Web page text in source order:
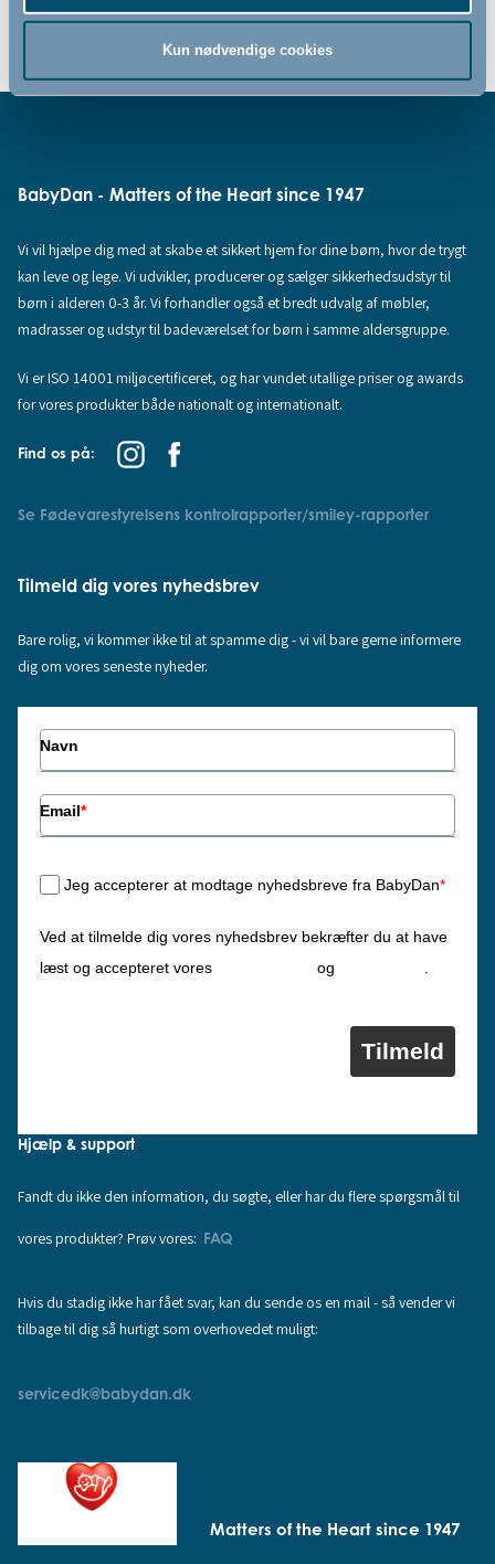
Kun nødvendige cookies
BabyDan - Matters of the Heart since 1947
Vi vil hjælpe dig med at skabe et sikkert hjem for dine børn, hvor de trygt
kan leve og lege. Vi udvikler, producerer og sælger sikkerhedsudstyr til
børn i alderen 0-3 år. Vi forhandler også et bredt udvalg af møbler,
madrasser og udstyr til badeværelset for børn i samme aldersgruppe.
Vi er ISO 14001 miljøcertificeret, og har vundet utallige priser og awards
for vores produkter både nationalt og internationalt.
Find os på:
Se Fødevarestyrelsens kontrolrapporter/smiley-rapporter
Tilmeld dig vores nyhedsbrev
Bare rolig, vi kommer ikke til at spamme dig - vi vil bare gerne informere
dig om vores seneste nyheder.
Navn
Email*
Jeg accepterer at modtage nyhedsbreve fra BabyDan*
Ved at tilmelde dig vores nyhedsbrev bekræfter du at have
læst og accepteret vores
og .
Tilmeld
Hjælp & support
Fandt du ikke den information, du søgte, eller har du flere spørgsmål til
vores produkter? Prøv vores: FAQ
Hvis du stadig ikke har fået svar, kan du sende os en mail - så vender vi
tilbage til dig så hurtigt som overhovedet muligt:
servicedk@babydan.dk
Matters of the Heart since 1947